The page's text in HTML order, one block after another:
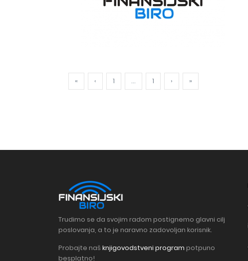
« ‹ 1 ... 1 › »
Trudimo se da svojim radom postignemo glavni cilj
poslovanja, a to je naravno zadovoljan korisnik.
Probajte naš knjigovodstveni program potpuno
besplatno!